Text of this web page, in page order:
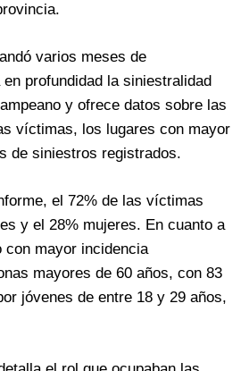
varios meses de
profundidad la siniestralidad
y ofrece datos sobre las
víctimas, los lugares con mayor
de siniestros registrados.
el 72% de las víctimas
y el 28% mujeres. En cuanto a
con mayor incidencia
mayores de 60 años, con 83
jóvenes de entre 18 y 29 años,